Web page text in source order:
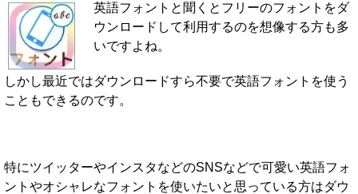
英語フォントと聞くとフリーのフォントをダ
ウンロードして利用するのを想像する方も多
いですよね。
しかし最近ではダウンロードすら不要で英語フォントを使う
こともできるのです。
特にツイッターやインスタなどのSNSなどで可愛い英語フォ
ントやオシャレなフォントを使いたいと思っている方はダウ